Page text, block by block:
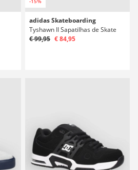
adidas Skateboarding
Tyshawn II Sapatilhas de Skate
€ 99,95 € 84,95